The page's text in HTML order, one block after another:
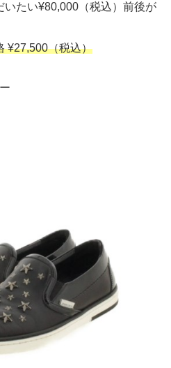
いたい¥80,000（税込）前後が
¥27,500（税込）